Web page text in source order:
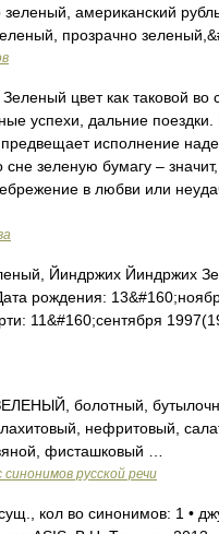
американский
прозрачно
цвет как таковой во
успехи, дальние поездки.
исполнение
сне зеленую бумагу –
в любви или
Йиндржих Йиндржих
рождения:
11&#160;сентября
болотный,
нефритовый,
фисташковый …
русской речи
кол во синонимов: 1 •